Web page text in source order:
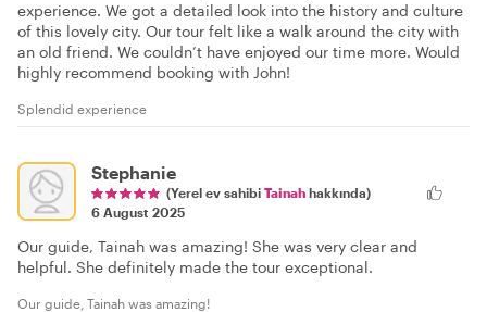
experience. We got a detailed look into the history and culture
of this lovely city. Our tour felt like a walk around the city with
an old friend. We couldn’t have enjoyed our time more. Would
highly recommend booking with John!
Splendid experience
Stephanie
(Yerel ev sahibi Tainah hakkında)
6 August 2025
Our guide, Tainah was amazing! She was very clear and
helpful. She definitely made the tour exceptional.
Our guide, Tainah was amazing!